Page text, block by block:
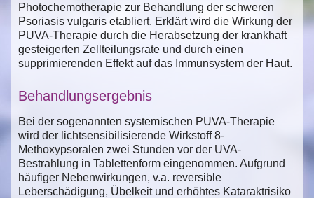
Photochemotherapie zur Behandlung der schweren
Psoriasis vulgaris etabliert. Erklärt wird die Wirkung der
PUVA-Therapie durch die Herabsetzung der krankhaft
gesteigerten Zellteilungsrate und durch einen
supprimierenden Effekt auf das Immunsystem der Haut.
Behandlungsergebnis
Bei der sogenannten systemischen PUVA-Therapie
wird der lichtsensibilisierende Wirkstoff 8-
Methoxypsoralen zwei Stunden vor der UVA-
Bestrahlung in Tablettenform eingenommen. Aufgrund
häufiger Nebenwirkungen, v.a. reversible
Leberschädigung, Übelkeit und erhöhtes Kataraktrisiko